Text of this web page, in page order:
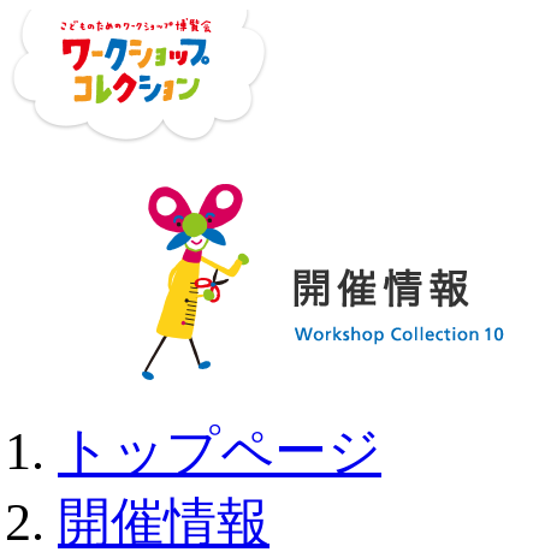
トップページ
開催情報